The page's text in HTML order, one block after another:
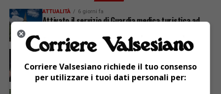
ATTUALITÀ 6 giorni fa
Attivato il servizio di Guardia medica turistica ad
ATTUALITÀ 4 giorni fa
Sabato 8 agosto in piazza a Varallo Gran Galà Lirico
Corriere Valsesiano richiede il tuo consenso
per utilizzare i tuoi dati personali per: